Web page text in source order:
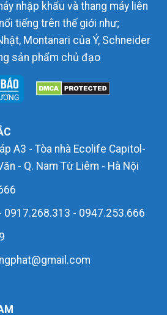
nhập khẩu và thang máy liên
tiếng trên thế giới như;
Montanari của Ý, Schneider
sản phẩm chủ đạo
A3 - Tòa nhà Ecolife Capitol-
- Q. Nam Từ Liêm - Hà Nội
0917.268.313 - 0947.253.666